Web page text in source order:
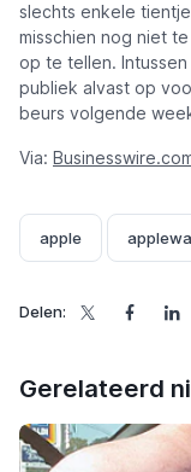
slechts enkele
misschien nog niet
op te tellen.
publiek alvast op
beurs volgende
Via:
apple
Delen:
Gerelateerd